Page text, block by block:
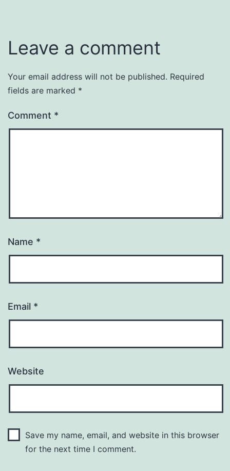
Leave a comment
Your email address will not be published. Required
fields are marked *
Comment *
Name *
Email *
Website
Save my name, email, and website in this browser
for the next time I comment.